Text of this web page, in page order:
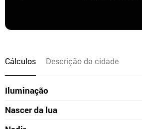
Cálculos Descrição da cidade
Iluminação
Nascer da lua